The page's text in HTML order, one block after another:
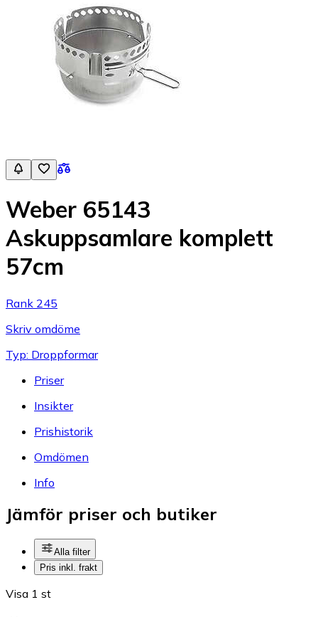
Weber 65143
Askuppsamlare komplett
57cm
Rank 245
Skriv omdöme
Typ: Droppformar
Priser
Insikter
Prishistorik
Omdömen
Info
Jämför priser och butiker
Alla filter
Pris inkl. frakt
Visa 1 st